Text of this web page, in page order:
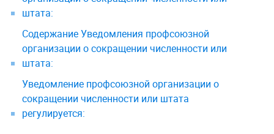
штата:
Содержание Уведомления профсоюзной
организации о сокращении численности или
штата:
Уведомление профсоюзной организации о
сокращении численности или штата
регулируется: